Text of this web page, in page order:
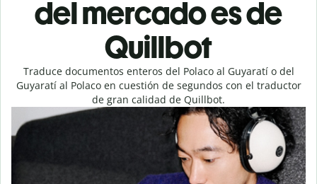
del mercado es de
Quillbot
Traduce documentos enteros del Polaco al Guyaratí o del
Guyaratí al Polaco en cuestión de segundos con el traductor
de gran calidad de Quillbot.